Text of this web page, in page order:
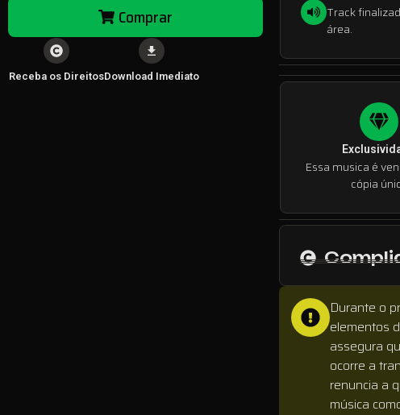
Comprar
Receba os DireitosDownload Imediato
Track
área.
Essa musica é
cópia
Durante o
elementos
assegura
ocorre a
renuncia a
música